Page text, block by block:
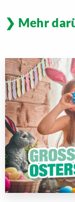
Mehr